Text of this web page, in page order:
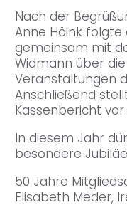
Nach der
Anne Höink
gemeinsam mit
Widmann über
Veranstaltungen
Anschließend
Kassenbericht
In diesem Jahr
besondere
50 Jahre
Elisabeth Meder,